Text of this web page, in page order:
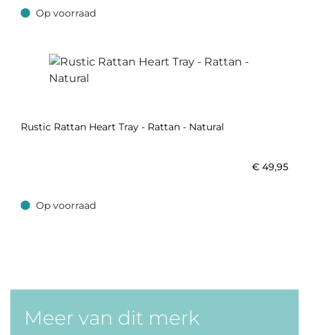
Op voorraad
Op voorraad
Rustic Rattan Heart Tray - Rattan - Natural
€ 49,95
Op voorraad
Op voorraad
Meer van dit merk